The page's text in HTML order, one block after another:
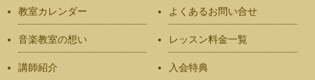
教室カレンダー
音楽教室の想い
講師紹介
よくあるお問い合せ
レッスン料金一覧
入会特典